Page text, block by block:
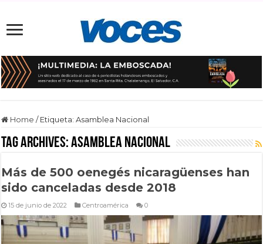
Home / Etiqueta:Asamblea Nacional
Tag Archives:Asamblea Nacional
Más de 500 oenegés nicaragüenses han
sido canceladas desde 2018
15 de junio de 2022 Centroamérica 0